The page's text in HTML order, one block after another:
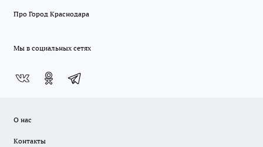
Про Город Краснодара
Мы в социальных сетях
О нас
Контакты